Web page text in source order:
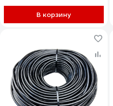
В корзину